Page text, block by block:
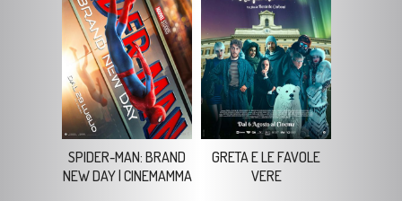
SPIDER-MAN: BRAND
NEW DAY | CINEMAMMA
GRETA E LE FAVOLE
VERE